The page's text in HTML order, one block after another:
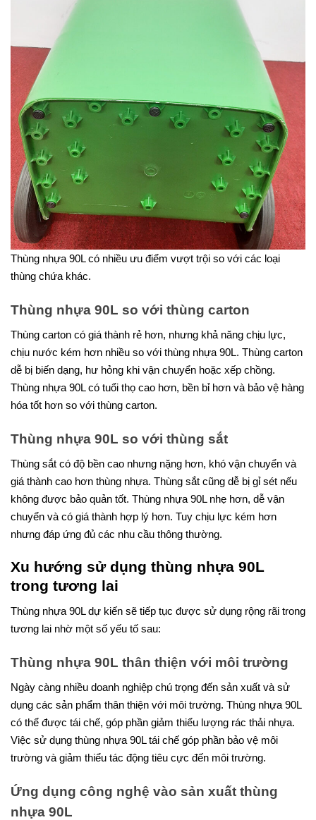
Thùng nhựa 90L có nhiều ưu điểm vượt trội so với các loại
thùng chứa khác.
Thùng nhựa 90L so với thùng carton
Thùng carton có giá thành rẻ hơn, nhưng khả năng chịu lực,
chịu nước kém hơn nhiều so với thùng nhựa 90L. Thùng carton
dễ bị biến dạng, hư hỏng khi vận chuyển hoặc xếp chồng.
Thùng nhựa 90L có tuổi thọ cao hơn, bền bỉ hơn và bảo vệ hàng
hóa tốt hơn so với thùng carton.
Thùng nhựa 90L so với thùng sắt
Thùng sắt có độ bền cao nhưng nặng hơn, khó vận chuyển và
giá thành cao hơn thùng nhựa. Thùng sắt cũng dễ bị gỉ sét nếu
không được bảo quản tốt. Thùng nhựa 90L nhẹ hơn, dễ vận
chuyển và có giá thành hợp lý hơn. Tuy chịu lực kém hơn
nhưng đáp ứng đủ các nhu cầu thông thường.
Xu hướng sử dụng thùng nhựa 90L
trong tương lai
Thùng nhựa 90L dự kiến sẽ tiếp tục được sử dụng rộng rãi trong
tương lai nhờ một số yếu tố sau:
Thùng nhựa 90L thân thiện với môi trường
Ngày càng nhiều doanh nghiệp chú trọng đến sản xuất và sử
dụng các sản phẩm thân thiện với môi trường. Thùng nhựa 90L
có thể được tái chế, góp phần giảm thiểu lượng rác thải nhựa.
Việc sử dụng thùng nhựa 90L tái chế góp phần bảo vệ môi
trường và giảm thiểu tác động tiêu cực đến môi trường.
Ứng dụng công nghệ vào sản xuất thùng
nhựa 90L